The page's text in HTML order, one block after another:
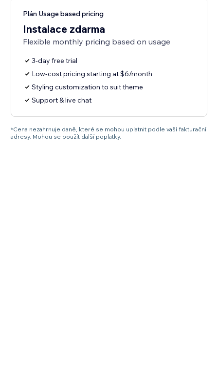
Plán Usage based pricing
Instalace zdarma
Flexible monthly pricing based on usage
3-day free trial
Low-cost pricing starting at $6/month
Styling customization to suit theme
Support & live chat
*Cena nezahrnuje daně, které se mohou uplatnit podle vaší fakturační
adresy. Mohou se použít další poplatky.